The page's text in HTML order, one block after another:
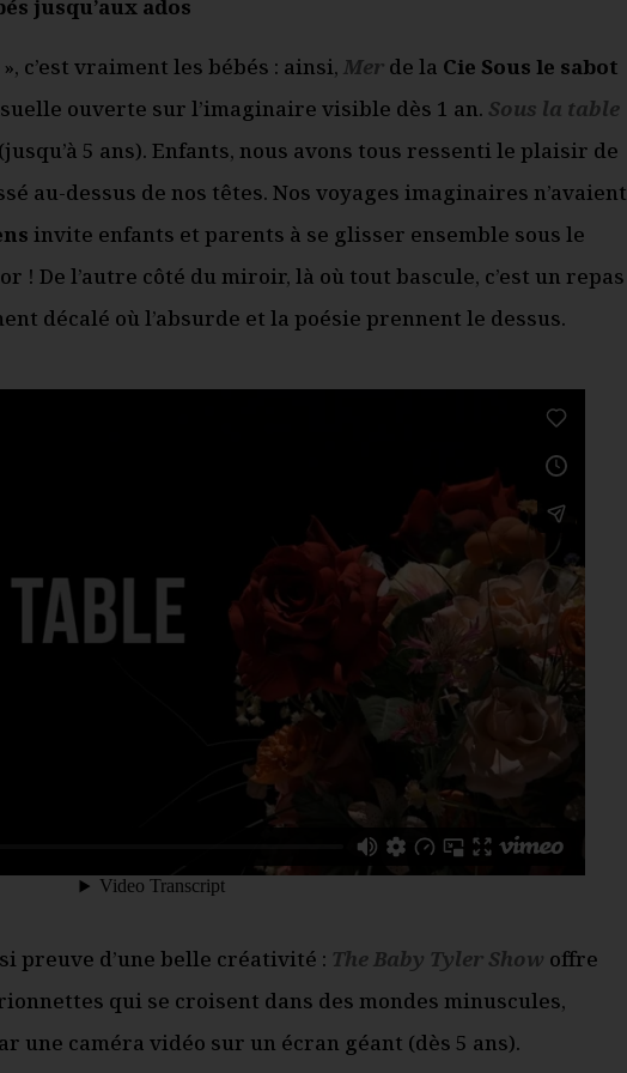
jusqu’aux ados
c’est vraiment les bébés : ainsi, Mer de la Cie Sous le sabot
ouverte sur l’imaginaire visible dès 1 an. Sous la table
5 ans). Enfants, nous avons tous ressenti le plaisir de
au-dessus de nos têtes. Nos voyages imaginaires n’avaient
invite enfants et parents à se glisser ensemble sous le
! De l’autre côté du miroir, là où tout bascule, c’est un repas
décalé où l’absurde et la poésie prennent le dessus.
preuve d’une belle créativité : The Baby Tyler Show offre
qui se croisent dans des mondes minuscules,
une caméra vidéo sur un écran géant (dès 5 ans).